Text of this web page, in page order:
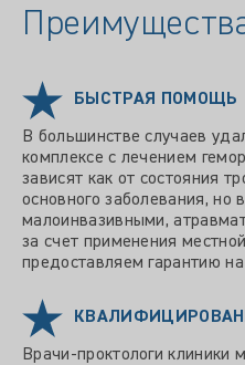
БЫСТРАЯ ПОМОЩЬ
В большинстве случаев
комплексе с лечением
зависят как от состояния
основного заболевания, но
малоинвазивными,
за счет применения
предоставляем гарантию
Врачи-проктологи клиники